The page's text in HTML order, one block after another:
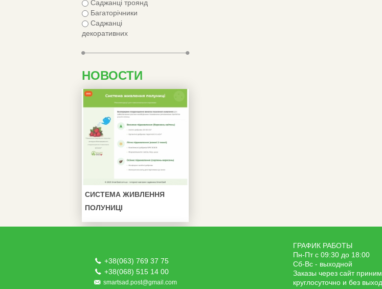
Саджанці троянд
Багаторічники
Саджанці
декоративних
НОВОСТИ
СИСТЕМА ЖИВЛЕННЯ
ПОЛУНИЦІ
+38(063) 769 37 75
+38(068) 515 14 00
smartsad.post@gmail.com
ГРАФИК РАБОТЫ
Пн-Пт с 09:30 до 18:00
Сб-Вс - выходной
Заказы через сайт
круглосуточно и без